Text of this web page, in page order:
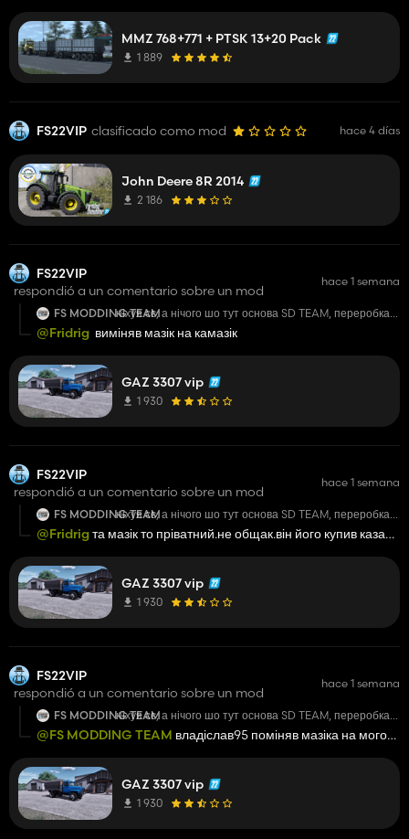
MMZ 768+771 + PTSK 13+20 Pack
1 889
FS22VIP clasificado como mod hace 4 días
John Deere 8R 2014
2 186
FS22VIP
respondió a un comentario sobre un mod
hace 1 semana
FS MODDING TEAMніхуя сє, а нічого шо тут основа SD TEAM, переробка
від FS MODDING TEAM а залупік тіки кабіну
перекинув? всі кузова, всі конфіги, все з 53 газона,
@Fridrig виміняв мазік на камазік
GAZ 3307 vip
1 930
FS22VIP
respondió a un comentario sobre un mod
hace 1 semana
FS MODDING TEAMніхуя сє, а нічого шо тут основа SD TEAM, переробка
від FS MODDING TEAM а залупік тіки кабіну
перекинув? всі кузова, всі конфіги, все з 53 газона,
@Fridrigта мазік то пріватний.не общак.він його купив казав
GAZ 3307 vip
1 930
FS22VIP
respondió a un comentario sobre un mod
hace 1 semana
FS MODDING TEAMніхуя сє, а нічого шо тут основа SD TEAM, переробка
від FS MODDING TEAM а залупік тіки кабіну
перекинув? всі кузова, всі конфіги, все з 53 газона,
@FS MODDING TEAM владіслав95 поміняв мазіка на мого
GAZ 3307 vip
1 930